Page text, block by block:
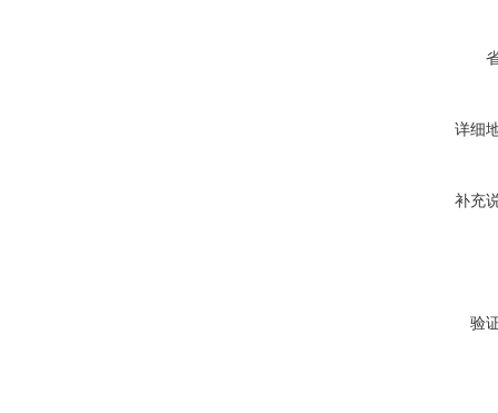
详细
补充
验